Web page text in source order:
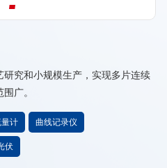
究和小规模生产，实现多片连续
广。
计 曲线记录仪
伏